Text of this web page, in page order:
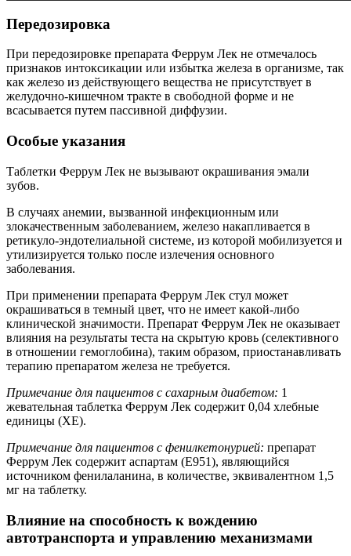
Передозировка
При передозировке препарата Феррум Лек не отмечалось
признаков интоксикации или избытка железа в организме, так
как железо из действующего вещества не присутствует в
желудочно-кишечном тракте в свободной форме и не
всасывается путем пассивной диффузии.
Особые указания
Таблетки Феррум Лек не вызывают окрашивания эмали
зубов.
В случаях анемии, вызванной инфекционным или
злокачественным заболеванием, железо накапливается в
ретикуло-эндотелиальной системе, из которой мобилизуется и
утилизируется только после излечения основного
заболевания.
При применении препарата Феррум Лек стул может
окрашиваться в темный цвет, что не имеет какой-либо
клинической значимости. Препарат Феррум Лек не оказывает
влияния на результаты теста на скрытую кровь (селективного
в отношении гемоглобина), таким образом, приостанавливать
терапию препаратом железа не требуется.
Примечание для пациентов с сахарным диабетом: 1
жевательная таблетка Феррум Лек содержит 0,04 хлебные
единицы (ХЕ).
Примечание для пациентов с фенилкетонурией: препарат
Феррум Лек содержит аспартам (Е951), являющийся
источником фенилаланина, в количестве, эквивалентном 1,5
мг на таблетку.
Влияние на способность к вождению
автотранспорта и управлению механизмами